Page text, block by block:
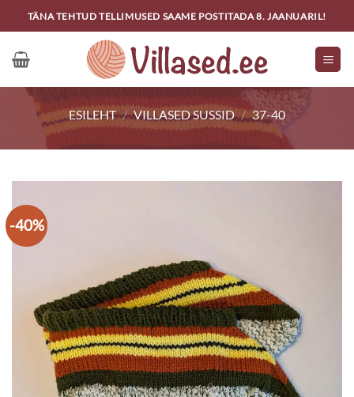
to
content
TÄNA TEHTUD TELLIMUSED SAAME POSTITADA 8. JAANUARIL!
ESILEHT / VILLASED SUSSID / 37-40
-40%